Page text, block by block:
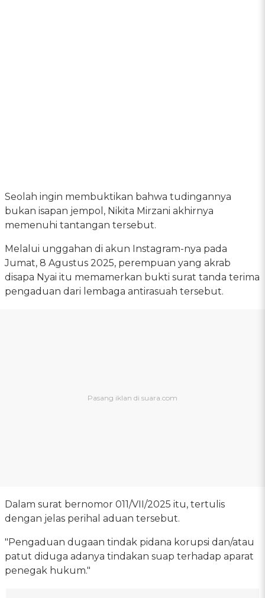
Seolah ingin membuktikan bahwa tudingannya
bukan isapan jempol, Nikita Mirzani akhirnya
memenuhi tantangan tersebut.
Melalui unggahan di akun Instagram-nya pada
Jumat, 8 Agustus 2025, perempuan yang akrab
disapa Nyai itu memamerkan bukti surat tanda terima
pengaduan dari lembaga antirasuah tersebut.
Dalam surat bernomor 011/VII/2025 itu, tertulis
dengan jelas perihal aduan tersebut.
"Pengaduan dugaan tindak pidana korupsi dan/atau
patut diduga adanya tindakan suap terhadap aparat
penegak hukum."